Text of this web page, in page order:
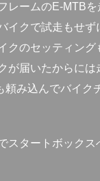
レームのE-MTB
イクで試走もせ
クのセッティン
が届いたからに
み込んでバイク
スタートボック